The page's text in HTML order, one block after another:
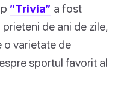
“Trivia” a fost
de ani de zile,
varietate de
sportul favorit al